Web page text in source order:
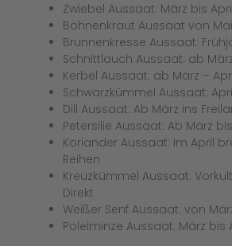
Zwiebel Aussaat: März bis
Bohnenkraut Aussaat von
Brunnenkresse Aussaat:
Schnittlauch Aussaat: ab
Kerbel Aussaat: ab März –
Schwarzkümmel Aussaat:
Dill Aussaat: Ab März ins
Petersilie Aussaat: Ab März
Koriander Aussaat: Im April
Reihen
Kreuzkümmel Aussaat:
Direkt
Weißer Senf Aussaat: von
Poleiminze Aussaat: März bis